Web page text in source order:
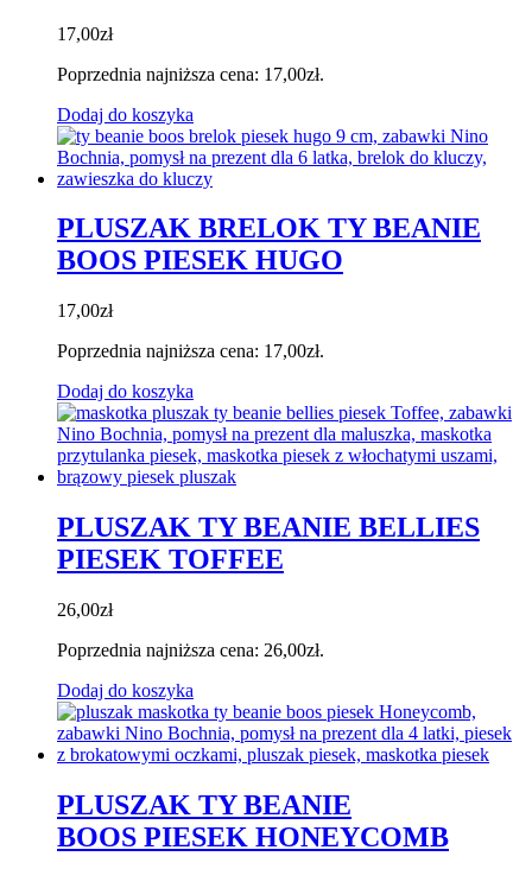
17,00zł
Poprzednia najniższa cena: 17,00zł.
Dodaj do koszyka
PLUSZAK BRELOK TY BEANIE
BOOS PIESEK HUGO
17,00zł
Poprzednia najniższa cena: 17,00zł.
Dodaj do koszyka
PLUSZAK TY BEANIE BELLIES
PIESEK TOFFEE
26,00zł
Poprzednia najniższa cena: 26,00zł.
Dodaj do koszyka
PLUSZAK TY BEANIE
BOOS PIESEK HONEYCOMB